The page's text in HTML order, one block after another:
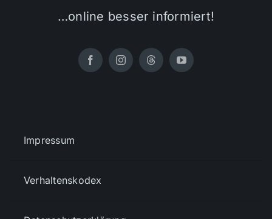
…online besser informiert!
Impressum
Verhaltenskodex